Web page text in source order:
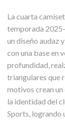
La cuarta
temporada
un diseño audaz
con una base en
profundidad,
triangulares que
motivos crean
la identidad del
Sports, logrando